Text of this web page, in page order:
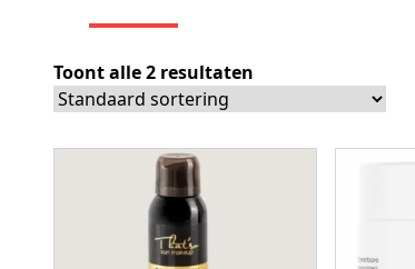
Toont alle 2 resultaten